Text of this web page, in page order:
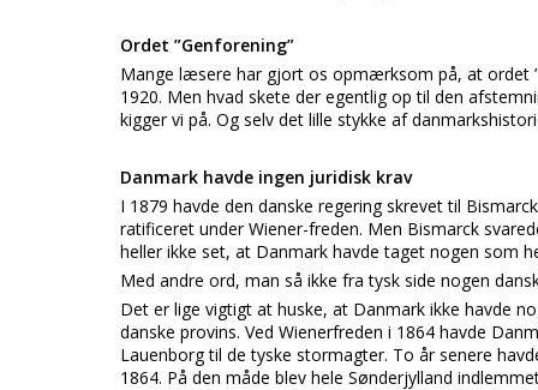
Ordet ”Genforening”
Mange læsere har gjort os opmærksom på, at ordet
1920. Men hvad skete der egentlig op til den
kigger vi på. Og selv det lille stykke af
Danmark havde ingen juridisk krav
I 1879 havde den danske regering skrevet til
ratificeret under Wiener-freden. Men Bismarck
heller ikke set, at Danmark havde taget nogen som
Med andre ord, man så ikke fra tysk side nogen
Det er lige vigtigt at huske, at Danmark ikke havde
danske provins. Ved Wienerfreden i 1864 havde
Lauenborg til de tyske stormagter. To år senere
1864. På den måde blev hele Sønderjylland